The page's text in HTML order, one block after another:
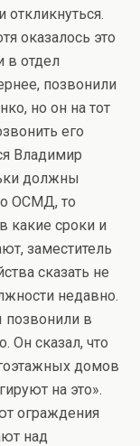
оказалось это
в отдел
позвонили
но он на тот
его
Владимир
должны
ОСМД, то
какие сроки и
заместитель
сказать не
недавно.
позвонили в
Он сказал, что
домов
на это».
ограждения
над